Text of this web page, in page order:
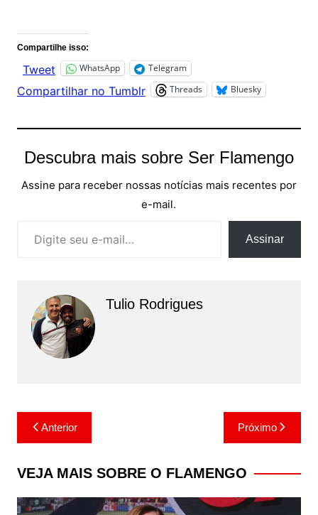
Compartilhe isso:
Tweet WhatsApp Telegram
Compartilhar no Tumblr Threads Bluesky
Descubra mais sobre Ser Flamengo
Assine para receber nossas notícias mais recentes por
e-mail.
Assinar
Tulio Rodrigues
Navegação
de
Post
Anterior Próximo
VEJA MAIS SOBRE O FLAMENGO